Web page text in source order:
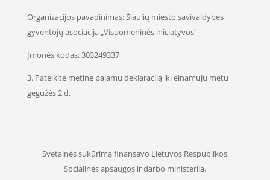
Organizacijos pavadinimas: Šiaulių miesto savivaldybės
gyventojų asociacija „Visuomeninės iniciatyvos“
Įmonės kodas: 303249337
3. Pateikite metinę pajamų deklaraciją iki einamųjų metų
gegužės 2 d.
Svetainės sukūrimą finansavo Lietuvos Respublikos
Socialinės apsaugos ir darbo ministerija.